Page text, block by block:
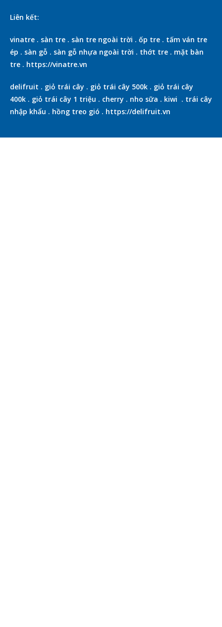
Liên kết:
vinatre . sàn tre . sàn tre ngoài trời . ốp tre . tấm ván tre
ép . sàn gỗ . sàn gỗ nhựa ngoài trời . thớt tre . mặt bàn
tre . https://vinatre.vn
delifruit . giỏ trái cây . giỏ trái cây 500k . giỏ trái cây
400k . giỏ trái cây 1 triệu . cherry . nho sữa . kiwi . trái cây
nhập khẩu . hồng treo gió . https://delifruit.vn